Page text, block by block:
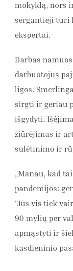
mokyklą, nors
sergantieji turi
ekspertai.
Darbas
darbuotojus
ligos.
sirgti ir geriau
išgydyti.
žiūrėjimas ir
sulėtinimo ir
„Manau, kad
pandemijos:
"Jūs vis tiek
90 mylių per
apmąstyti ir
kasdieninio